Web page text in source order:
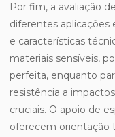
Por fim, a avaliação
diferentes aplicações
e características
materiais sensíveis,
perfeita, enquanto
resistência a
cruciais. O apoio de
oferecem orientação